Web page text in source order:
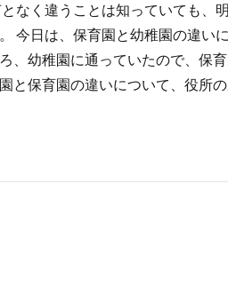
なく違うことは知っていても、
今日は、保育園と幼稚園の違い
、幼稚園に通っていたので、保
と保育園の違いについて、役所